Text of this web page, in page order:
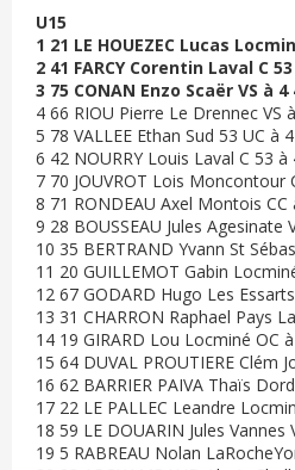
U15
1 21 LE HOUEZEC Lucas
2 41 FARCY Corentin Laval C
3 75 CONAN Enzo Scaër VS à 4
4 66 RIOU Pierre Le Drennec VS
5 78 VALLEE Ethan Sud 53 UC à
6 42 NOURRY Louis Laval C 53 à
7 70 JOUVROT Lois Moncontour
8 71 RONDEAU Axel Montois CC
9 28 BOUSSEAU Jules Agesinate
10 35 BERTRAND Yvann St
11 20 GUILLEMOT Gabin
12 67 GODARD Hugo Les
13 31 CHARRON Raphael Pays
14 19 GIRARD Lou Locminé OC
15 64 DUVAL PROUTIERE Clém
16 62 BARRIER PAIVA Thaïs
17 22 LE PALLEC Leandre
18 59 LE DOUARIN Jules Vannes
19 5 RABREAU Nolan